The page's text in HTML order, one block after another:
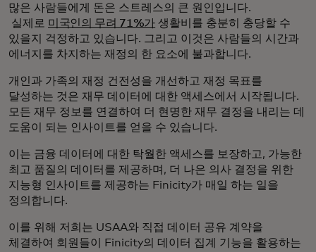
많은 사람들에게 돈은 스트레스의 큰 원인입니다.
실제로 미국인의 무려 71%가 생활비를 충분히 충당할 수
있을지 걱정하고 있습니다. 그리고 이것은 사람들의 시간과
에너지를 차지하는 재정의 한 요소에 불과합니다.
개인과 가족의 재정 건전성을 개선하고 재정 목표를
달성하는 것은 재무 데이터에 대한 액세스에서 시작됩니다.
모든 재무 정보를 연결하여 더 현명한 재무 결정을 내리는 데
도움이 되는 인사이트를 얻을 수 있습니다.
이는 금융 데이터에 대한 탁월한 액세스를 보장하고, 가능한
최고 품질의 데이터를 제공하며, 더 나은 의사 결정을 위한
지능형 인사이트를 제공하는 Finicity가 매일 하는 일을
정의합니다.
이를 위해 저희는 USAA와 직접 데이터 공유 계약을
체결하여 회원들이 Finicity의 데이터 집계 기능을 활용하는